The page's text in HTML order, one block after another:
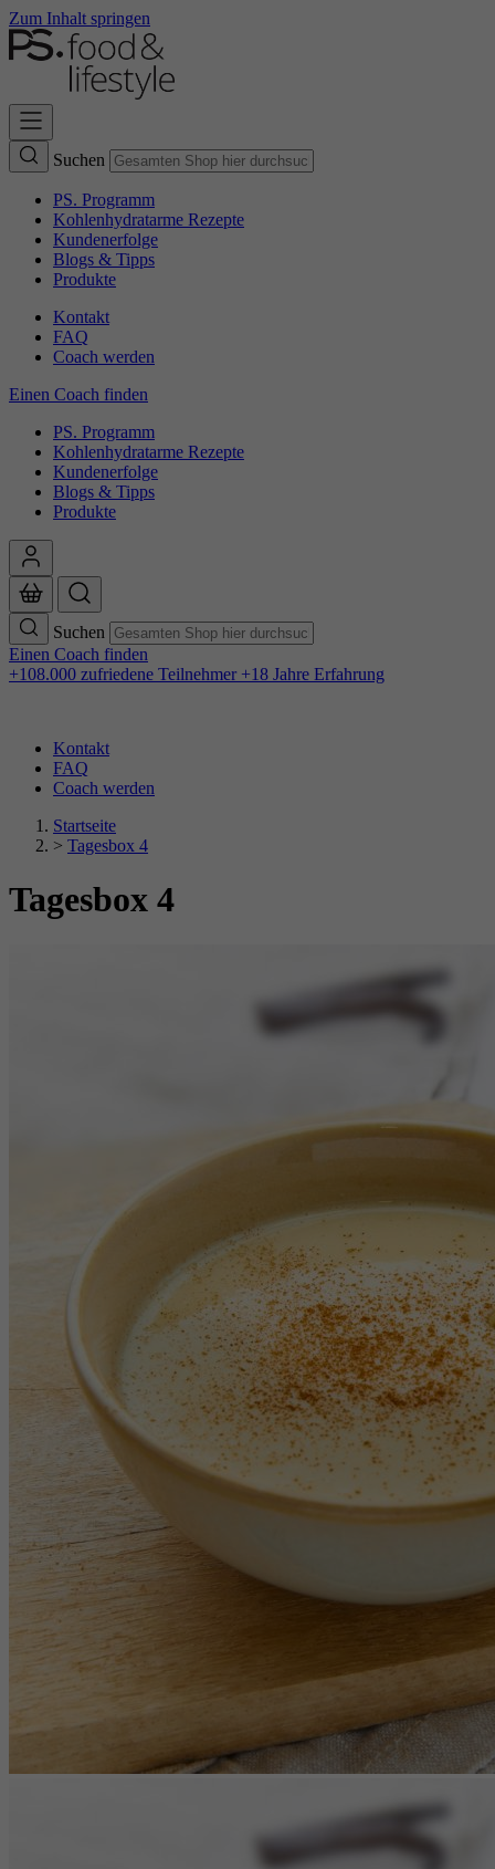
Zum Inhalt springen
Suchen
PS. Programm
Kohlenhydratarme Rezepte
Kundenerfolge
Blogs & Tipps
Produkte
Kontakt
FAQ
Coach werden
Einen Coach finden
PS. Programm
Kohlenhydratarme Rezepte
Kundenerfolge
Blogs & Tipps
Produkte
Suchen
Einen Coach finden
+108.000 zufriedene Teilnehmer +18 Jahre Erfahrung
Kontakt
FAQ
Coach werden
Startseite
> Tagesbox 4
Tagesbox 4